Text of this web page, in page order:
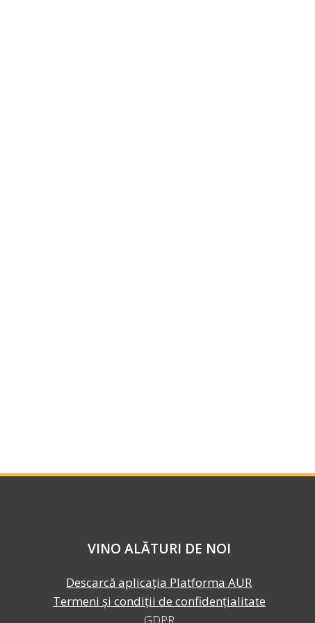
VINO ALĂTURI DE NOI
Descarcă aplicația Platforma AUR
Termeni și condiții de confidențialitate